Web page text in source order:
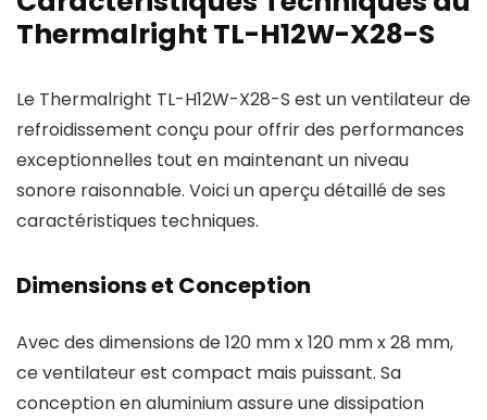
Thermalright TL-H12W-X28-S
Le Thermalright TL-H12W-X28-S est un ventilateur de
refroidissement conçu pour offrir des performances
exceptionnelles tout en maintenant un niveau
sonore raisonnable. Voici un aperçu détaillé de ses
caractéristiques techniques.
Dimensions et Conception
Avec des dimensions de 120 mm x 120 mm x 28 mm,
ce ventilateur est compact mais puissant. Sa
conception en aluminium assure une dissipation